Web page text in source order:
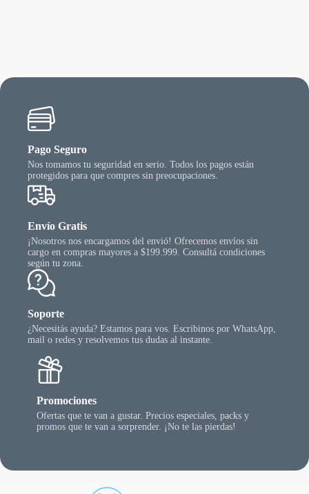
Pago Seguro
Nos tomamos tu seguridad en serio. Todos los pagos están
protegidos para que compres sin preocupaciones.
Envío Gratis
¡Nosotros nos encargamos del envió! Ofrecemos envíos sin
cargo en compras mayores a $199.999. Consultá condiciones
según tu zona.
Soporte
¿Necesitás ayuda? Estamos para vos. Escribinos por WhatsApp,
mail o redes y resolvemos tus dudas al instante.
Promociones
Ofertas que te van a gustar. Precios especiales, packs y
promos que te van a sorprender. ¡No te las pierdas!